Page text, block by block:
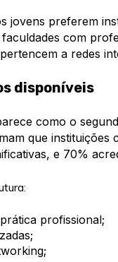
jovens preferem
com
a redes
disponíveis
como o
que
e 70%
profissional;